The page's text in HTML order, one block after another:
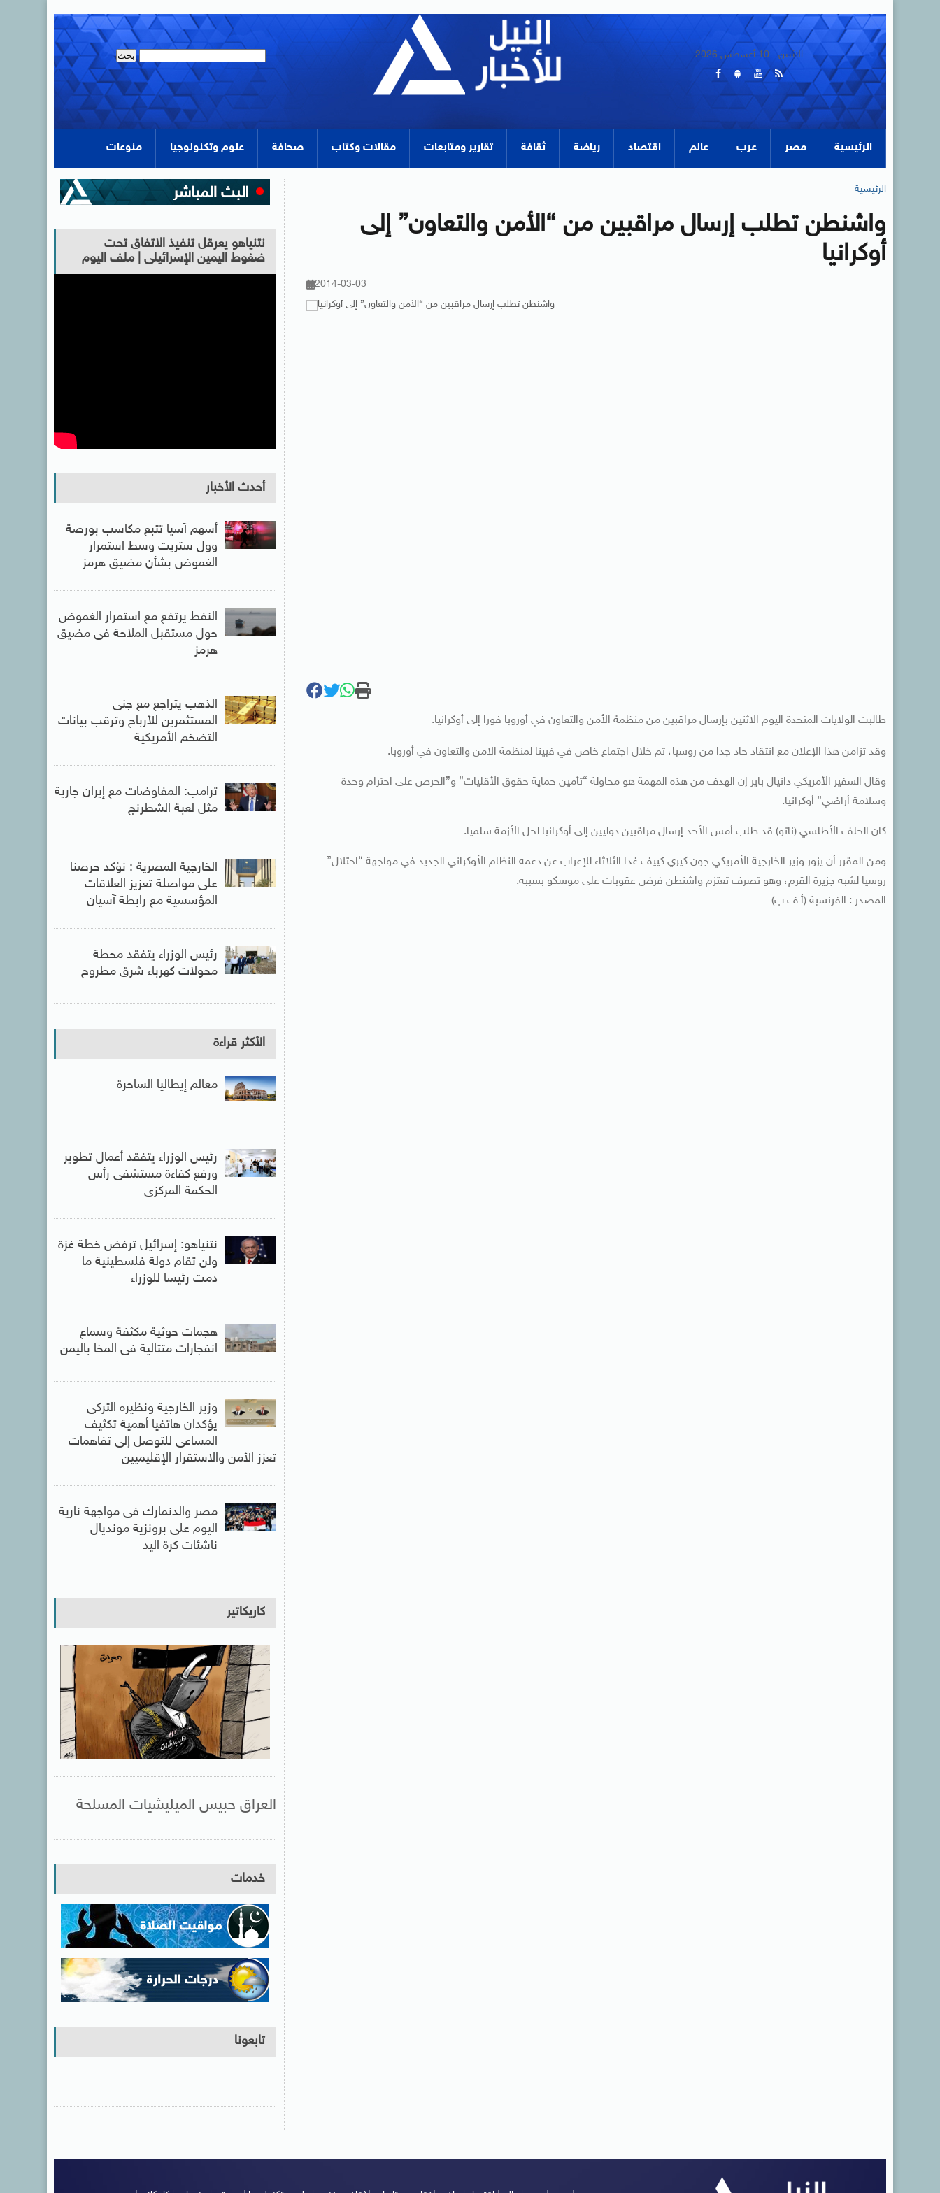
الاثنين - 10 أغسطس 2026
الرئيسية مصر عرب عالم اقتصاد رياضة ثقافة تقارير ومتابعات مقالات وكتاب صحافة علوم وتكنولوجيا منوعات
الرئيسية
واشنطن تطلب إرسال مراقبين من “الأمن والتعاون” إلى
أوكرانيا
2014-03-03
طالبت الولايات المتحدة اليوم الاثنين بإرسال مراقبين من منظمة الأمن والتعاون في أوروبا فورا إلى أوكرانيا.
وقد تزامن هذا الإعلان مع انتقاد حاد جدا من روسيا، تم خلال اجتماع خاص في فيينا لمنظمة الامن والتعاون في أوروبا.
وقال السفير الأمريكي دانيال باير إن الهدف من هذه المهمة هو محاولة “تأمين حماية حقوق الأقليات” و”الحرص على احترام وحدة
وسلامة أراضي” أوكرانيا.
كان الحلف الأطلسي (ناتو) قد طلب أمس الأحد إرسال مراقبين دوليين إلى أوكرانيا لحل الأزمة سلميا.
ومن المقرر أن يزور وزير الخارجية الأمريكي جون كيري كييف غدا الثلاثاء للإعراب عن دعمه النظام الأوكراني الجديد في مواجهة “احتلال”
روسيا لشبه جزيرة القرم، وهو تصرف تعتزم واشنطن فرض عقوبات على موسكو بسببه.
المصدر : الفرنسية (أ ف ب)
نتنياهو يعرقل تنفيذ الاتفاق تحت
ضغوط اليمين الإسرائيلى | ملف اليوم
أحدث الأخبار
أسهم آسيا تتبع مكاسب بورصة
وول ستريت وسط استمرار
الغموض بشأن مضيق هرمز
النفط يرتفع مع استمرار الغموض
حول مستقبل الملاحة فى مضيق
هرمز
الذهب يتراجع مع جنى
المستثمرين للأرباح وترقب بيانات
التضخم الأمريكية
ترامب: المفاوضات مع إيران جارية
مثل لعبة الشطرنج
الخارجية المصرية : نؤكد حرصنا
على مواصلة تعزيز العلاقات
المؤسسية مع رابطة آسيان
رئيس الوزراء يتفقد محطة
محولات كهرباء شرق مطروح
الأكثر قراءة
معالم إيطاليا الساحرة
رئيس الوزراء يتفقد أعمال تطوير
ورفع كفاءة مستشفى رأس
الحكمة المركزى
نتنياهو: إسرائيل ترفض خطة غزة
ولن تقام دولة فلسطينية ما
دمت رئيسا للوزراء
هجمات حوثية مكثفة وسماع
انفجارات متتالية فى المخا باليمن
وزير الخارجية ونظيره التركى
يؤكدان هاتفيا أهمية تكثيف
المساعى للتوصل إلى تفاهمات
تعزز الأمن والاستقرار الإقليميين
مصر والدنمارك فى مواجهة نارية
اليوم على برونزية مونديال
ناشئات كرة اليد
كاريكاتير
العراق حبيس الميليشيات المسلحة
خدمات
تابعونا